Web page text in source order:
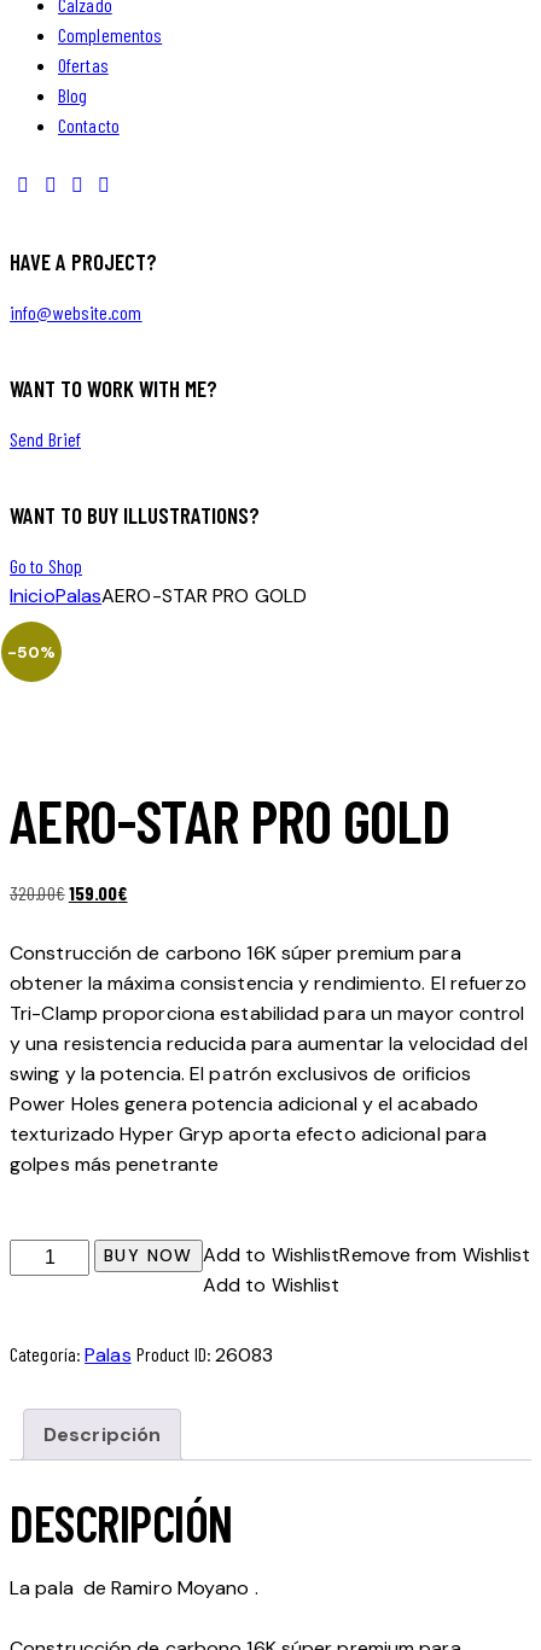
Complementos
Ofertas
Blog
Contacto
HAVE A PROJECT?
info@website.com
WANT TO WORK WITH ME?
Send Brief
WANT TO BUY ILLUSTRATIONS?
Go to Shop
InicioPalasAERO-STAR PRO GOLD
-50%
AERO-STAR PRO GOLD
320.00€El
original
era:
320.00€.
159.00€El
actual
es:
159.00€.
Construcción de carbono 16K súper premium para
obtener la máxima consistencia y rendimiento. El refuerzo
Tri-Clamp proporciona estabilidad para un mayor control
y una resistencia reducida para aumentar la velocidad del
swing y la potencia. El patrón exclusivos de orificios
Power Holes genera potencia adicional y el acabado
texturizado Hyper Gryp aporta efecto adicional para
golpes más penetrante
AERO-
STAR
GOLD
BUY NOW Add to WishlistRemove from Wishlist
Add to Wishlist
Categoría:Palas Product ID: 26083
Descripción
DESCRIPCIÓN
La pala de Ramiro Moyano .